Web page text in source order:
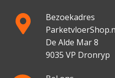
Bezoekadres
De Alde Mar 8
9035 VP Dronryp